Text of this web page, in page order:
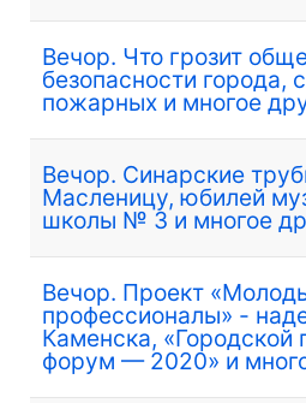
Вечор. Что грозит
безопасности города,
пожарных и многое
Вечор. Синарские
Масленицу, юбилей
школы № 3 и многое
Вечор. Проект
профессионалы» -
Каменска, «Городской
форум — 2020» и